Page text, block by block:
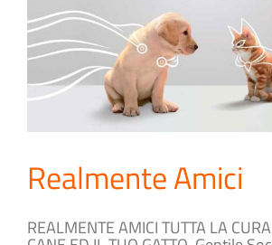
Realmente Amici
REALMENTE AMICI TUTTA LA